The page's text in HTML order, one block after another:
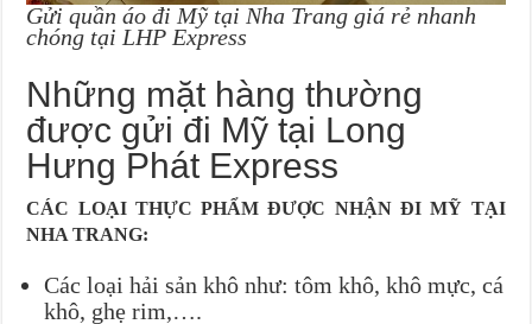
Gửi quần áo đi Mỹ tại Nha Trang giá rẻ nhanh
chóng tại LHP Express
Những mặt hàng thường
được gửi đi Mỹ tại Long
Hưng Phát Express
CÁC LOẠI THỰC PHẨM ĐƯỢC NHẬN ĐI MỸ TẠI
NHA TRANG:
Các loại hải sản khô như: tôm khô, khô mực, cá
khô, ghẹ rim,….